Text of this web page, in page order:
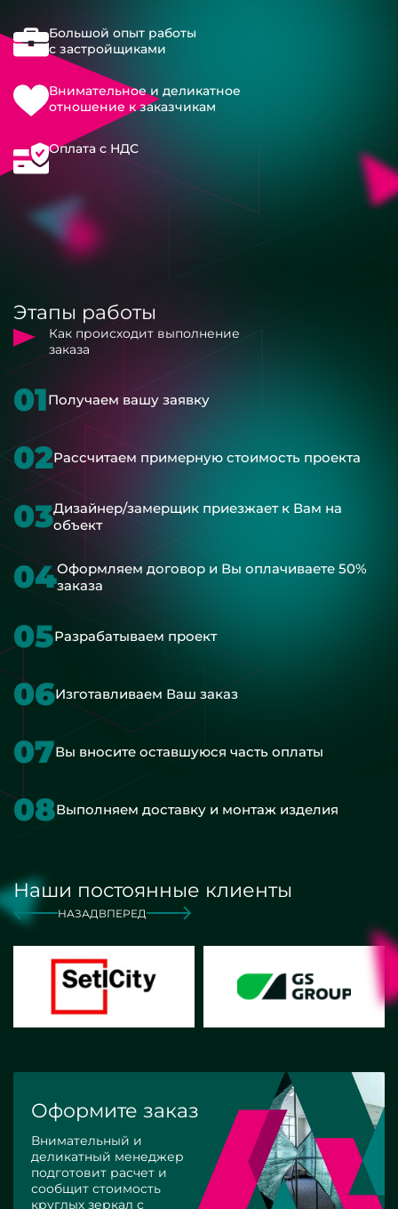
Большой опыт работы
с застройщиками
Внимательное и деликатное
отношение к заказчикам
Оплата с НДС
Этапы работы
Как происходит выполнение
заказа
01Получаем вашу заявку
02Рассчитаем примерную стоимость проекта
03Дизайнер/замерщик приезжает к Вам на
объект
04Оформляем договор и Вы оплачиваете 50%
заказа
05Разрабатываем проект
06Изготавливаем Ваш заказ
07Вы вносите оставшуюся часть оплаты
08Выполняем доставку и монтаж изделия
Наши постоянные клиенты
НАЗАД ВПЕРЕД
Оформите заказ
Внимательный и
деликатный менеджер
подготовит расчет и
сообщит стоимость
круглых зеркал с